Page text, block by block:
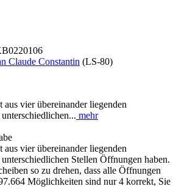
Claude Constantin (LS-80)
aus vier übereinander liegenden
mehr
aus vier übereinander liegenden
Stellen Öffnungen haben.
so zu drehen, dass alle Öffnungen
Möglichkeiten sind nur 4 korrekt, Sie